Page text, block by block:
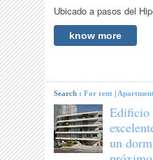
Ubicado a pasos del
know more
Search :For rent |
un